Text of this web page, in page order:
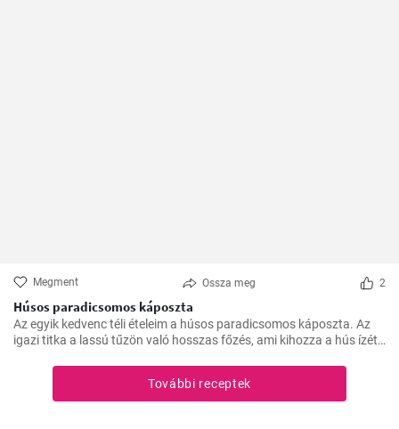
Megment Ossza meg 2
Húsos paradicsomos káposzta
Az egyik kedvenc téli ételeim a húsos paradicsomos káposzta. Az
igazi titka a lassú tűzön való hosszas főzés, ami kihozza a hús ízét,
Számtalanszor elkészítettem már, és minél tovább fő, annál
finomabb lesz, ezért a hétvégi ebédekre szoktam időzíteni.
További receptek